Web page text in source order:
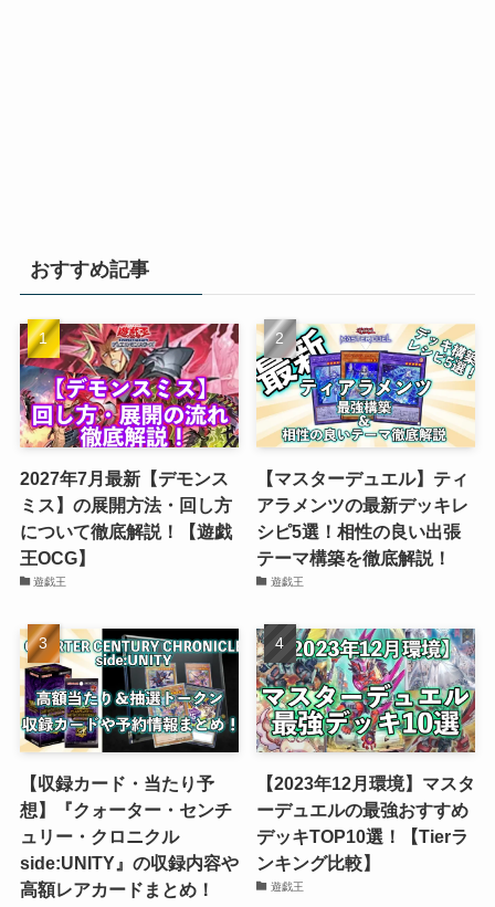
おすすめ記事
2027年7月最新【デモンス
ミス】の展開方法・回し方
について徹底解説！【遊戯
王OCG】
遊戯王
【マスターデュエル】ティ
アラメンツの最新デッキレ
シピ5選！相性の良い出張
テーマ構築を徹底解説！
遊戯王
【収録カード・当たり予
想】『クォーター・センチ
ュリー・クロニクル
side:UNITY』の収録内容や
高額レアカードまとめ！
【2023年12月環境】マスタ
ーデュエルの最強おすすめ
デッキTOP10選！【Tierラ
ンキング比較】
遊戯王